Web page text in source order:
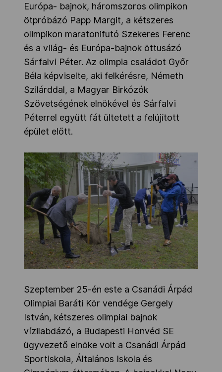
Európa- bajnok, háromszoros olimpikon
ötpróbázó Papp Margit, a kétszeres
olimpikon maratonifutó Szekeres Ferenc
és a világ- és Európa-bajnok öttusázó
Sárfalvi Péter. Az olimpia családot Győr
Béla képviselte, aki felkérésre, Németh
Szilárddal, a Magyar Birkózók
Szövetségének elnökével és Sárfalvi
Péterrel együtt fát ültetett a felújított
épület előtt.
Szeptember 25-én este a Csanádi Árpád
Olimpiai Baráti Kör vendége Gergely
István, kétszeres olimpiai bajnok
vízilabdázó, a Budapesti Honvéd SE
ügyvezető elnöke volt a Csanádi Árpád
Sportiskola, Általános Iskola és